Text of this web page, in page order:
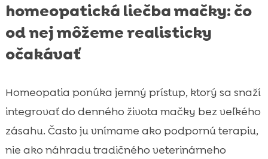
homeopatická liečba mačky: čo
od nej môžeme realisticky
očakávať
Homeopatia ponúka jemný prístup, ktorý sa snaží
integrovať do denného života mačky bez veľkého
zásahu. Často ju vnímame ako podpornú terapiu,
nie ako náhradu tradičného veterinárneho